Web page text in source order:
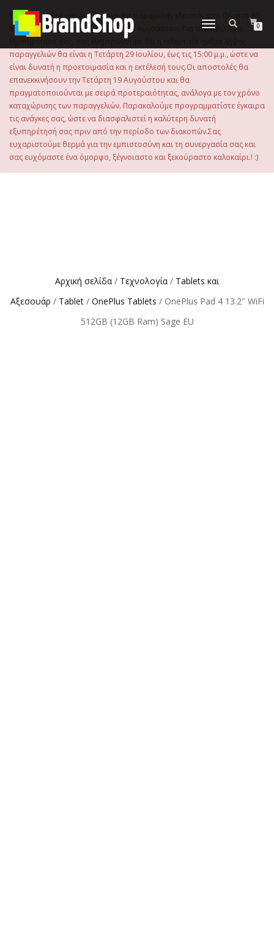
περιεχόμενο
Εναλλαγή
0
Το ηλεκτρονικό μας κατάστημα θα παραμείνει κλειστό, από Πέμπτη 30
Ιουλίου 2026 μέχρι και την Τρίτη 18 Αυγούστου. Για την καλύτερη
εξυπηρέτησή σας, σας ενημερώνουμε ότι η τελευταία ημέρα λήψης
παραγγελιών θα είναι η Τετάρτη 29 Ιουλίου, έως τις 15:00 μ.μ., ώστε να
είναι δυνατή η προετοιμασία και η εκτέλεσή τους.Οι αποστολές θα
επανεκκινήσουν την Τετάρτη 19 Αυγούστου και θα
πραγματοποιούνται με σειρά προτεραιότητας, ανάλογα με τον χρόνο
καταχώρισης των παραγγελιών. Παρακαλούμε προγραμματίστε έγκαιρα
τις ανάγκες σας, ώστε να διασφαλιστεί η καλύτερη δυνατή
εξυπηρέτησή σας πριν από την περίοδο των διακοπών.Σας
ευχαριστούμε θερμά για την εμπιστοσύνη και τη συνεργασία σας και
σας ευχόμαστε ένα όμορφο, ξέγνοιαστο και ξεκούραστο καλοκαίρι.! :)
Αρχική σελίδα / Τεχνολογία / Tablets και
Αξεσουάρ / Tablet/ OnePlus Tablets / OnePlus Pad 4 13.2″ WiFi
512GB (12GB Ram) Sage EU